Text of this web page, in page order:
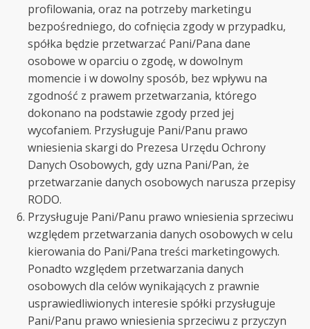
profilowania, oraz na potrzeby marketingu
bezpośredniego, do cofnięcia zgody w przypadku,
spółka będzie przetwarzać Pani/Pana dane
osobowe w oparciu o zgodę, w dowolnym
momencie i w dowolny sposób, bez wpływu na
zgodność z prawem przetwarzania, którego
dokonano na podstawie zgody przed jej
wycofaniem. Przysługuje Pani/Panu prawo
wniesienia skargi do Prezesa Urzędu Ochrony
Danych Osobowych, gdy uzna Pani/Pan, że
przetwarzanie danych osobowych narusza przepisy
RODO.
Przysługuje Pani/Panu prawo wniesienia sprzeciwu
względem przetwarzania danych osobowych w celu
kierowania do Pani/Pana treści marketingowych.
Ponadto względem przetwarzania danych
osobowych dla celów wynikających z prawnie
usprawiedliwionych interesie spółki przysługuje
Pani/Panu prawo wniesienia sprzeciwu z przyczyn